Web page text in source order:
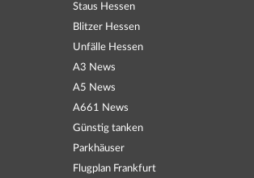
Staus Hessen
Blitzer Hessen
Unfälle Hessen
A3 News
A5 News
A661 News
Günstig tanken
Parkhäuser
Flugplan Frankfurt